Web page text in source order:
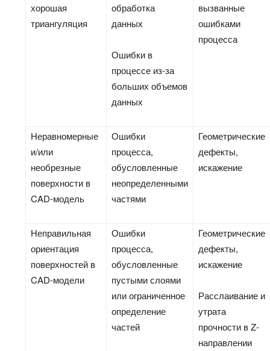
хорошая
триангуляция
обработка
данных
Ошибки в
процессе из-за
больших объемов
данных
вызванные
ошибками
процесса
Неравномерные
и/или
необрезные
поверхности в
CAD-модель
Ошибки
процесса,
обусловленные
неопределенными
частями
Геометрические
дефекты,
искажение
Неправильная
ориентация
поверхностей в
CAD-модели
Ошибки
процесса,
обусловленные
пустыми слоями
или ограниченное
определение
частей
Геометрические
дефекты,
искажение
Расслаивание и
утрата
прочности в Z-
направлении